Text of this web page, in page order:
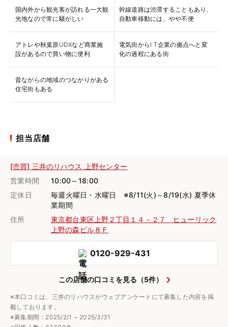
国内外から観光客が訪れる一大観
光地なので常に騒がしい
幹線道路は渋滞することもあり、
自動車移動には、やや不便
アトレや秋葉原UDXなど商業施
設があるので買い物に便利
電気街からI T企業の拠点へと変
化の過程にある街
昔ながらの地域のつながりがある
住宅街もある
担当店舗
[売買] 三井のリハウス 上野センター
営業時間
10:00～18:00
定休日
毎週火曜日・水曜日 ※8/11(火)～8/19(水) 夏季休
業期間
住所
東京都台東区上野２丁目１４－２７ ヒューリック
上野の森ビル８Ｆ
0120-929-431
この店舗の口コミを見る（5件）
※本口コミは、三井のリハウスがウェブアンケートにて募集した内容を掲
載しております。
※募集期間：2025/2/1 ~ 2025/3/31